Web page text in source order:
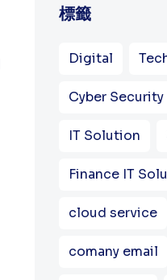
標籤
Digital
Cyber Security
IT Solution
Finance IT
cloud service
comany email